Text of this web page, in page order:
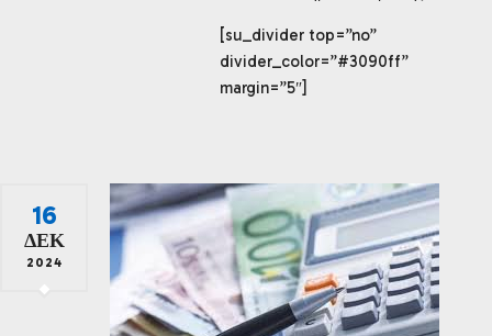
[su_divider top=”no”
divider_color=”#3090ff”
margin=”5″]
16
ΔΕΚ
2024